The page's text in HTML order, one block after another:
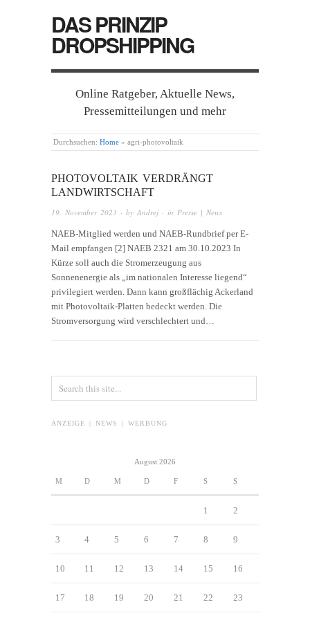
DAS PRINZIP
DROPSHIPPING
Online Ratgeber, Aktuelle News,
Pressemitteilungen und mehr
Durchsuchen: Home » agri-photovoltaik
PHOTOVOLTAIK VERDRÄNGT
LANDWIRTSCHAFT
19. November 2023 · by Andrej · in Presse | News
NAEB-Mitglied werden und NAEB-Rundbrief per E-
Mail empfangen [2] NAEB 2321 am 30.10.2023 In
Kürze soll auch die Stromerzeugung aus
Sonnenenergie als „im nationalen Interesse liegend“
privilegiert werden. Dann kann großflächig Ackerland
mit Photovoltaik-Platten bedeckt werden. Die
Stromversorgung wird verschlechtert und…
ANZEIGE | NEWS | WERBUNG
August 2026
M D M D F S S
1 2
3 4 5 6 7 8 9
10 11 12 13 14 15 16
17 18 19 20 21 22 23